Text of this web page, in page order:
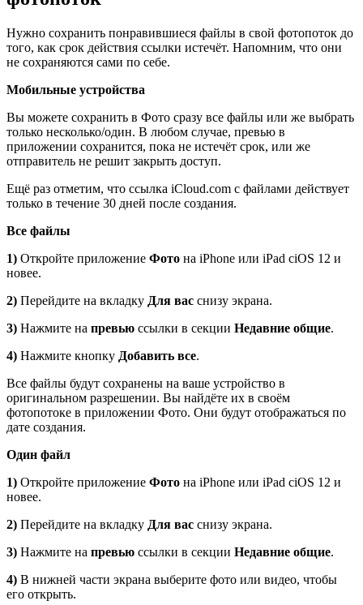
Нужно сохранить понравившиеся файлы в свой фотопоток до
того, как срок действия ссылки истечёт. Напомним, что они
не сохраняются сами по себе.
Мобильные устройства
Вы можете сохранить в Фото сразу все файлы или же выбрать
только несколько/один. В любом случае, превью в
приложении сохранится, пока не истечёт срок, или же
отправитель не решит закрыть доступ.
Ещё раз отметим, что ссылка iCloud.com с файлами действует
только в течение 30 дней после создания.
Все файлы
1) Откройте приложение Фото на iPhone или iPad сiOS 12 и
новее.
2) Перейдите на вкладку Для вас снизу экрана.
3) Нажмите на превью ссылки в секции Недавние общие.
4) Нажмите кнопку Добавить все.
Все файлы будут сохранены на ваше устройство в
оригинальном разрешении. Вы найдёте их в своём
фотопотоке в приложении Фото. Они будут отображаться по
дате создания.
Один файл
1) Откройте приложение Фото на iPhone или iPad сiOS 12 и
новее.
2) Перейдите на вкладку Для вас снизу экрана.
3) Нажмите на превью ссылки в секции Недавние общие.
4) В нижней части экрана выберите фото или видео, чтобы
его открыть.